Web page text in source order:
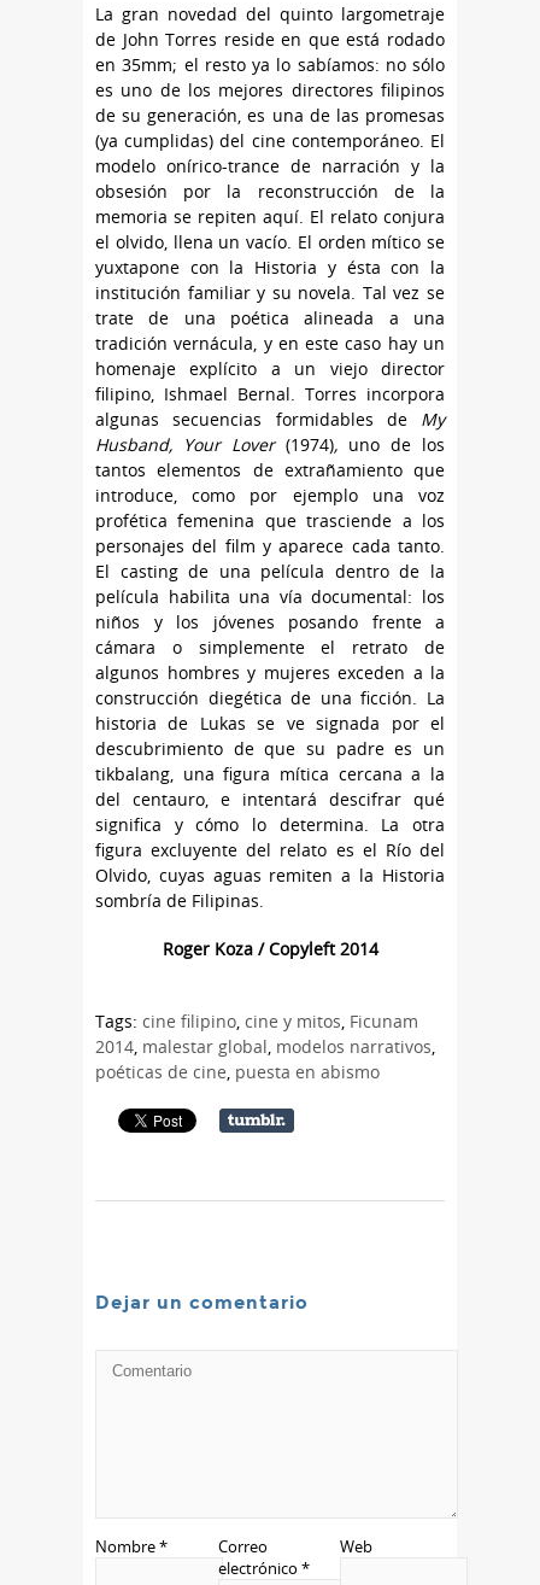
La gran novedad del quinto largometraje
de John Torres reside en que está rodado
en 35mm; el resto ya lo sabíamos: no sólo
es uno de los mejores directores filipinos
de su generación, es una de las promesas
(ya cumplidas) del cine contemporáneo. El
modelo onírico-trance de narración y la
obsesión por la reconstrucción de la
memoria se repiten aquí. El relato conjura
el olvido, llena un vacío. El orden mítico se
yuxtapone con la Historia y ésta con la
institución familiar y su novela. Tal vez se
trate de una poética alineada a una
tradición vernácula, y en este caso hay un
homenaje explícito a un viejo director
filipino, Ishmael Bernal. Torres incorpora
algunas secuencias formidables de My
Husband, Your Lover (1974), uno de los
tantos elementos de extrañamiento que
introduce, como por ejemplo una voz
profética femenina que trasciende a los
personajes del film y aparece cada tanto.
El casting de una película dentro de la
película habilita una vía documental: los
niños y los jóvenes posando frente a
cámara o simplemente el retrato de
algunos hombres y mujeres exceden a la
construcción diegética de una ficción. La
historia de Lukas se ve signada por el
descubrimiento de que su padre es un
tikbalang, una figura mítica cercana a la
del centauro, e intentará descifrar qué
significa y cómo lo determina. La otra
figura excluyente del relato es el Río del
Olvido, cuyas aguas remiten a la Historia
sombría de Filipinas.
Roger Koza / Copyleft 2014
Tags: cine filipino cine y mitos Ficunam
2014 malestar global modelos narrativos
poéticas de cine puesta en abismo
Dejar un comentario
Nombre*
Correo
electrónico *
Web